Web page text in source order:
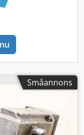
Småannons